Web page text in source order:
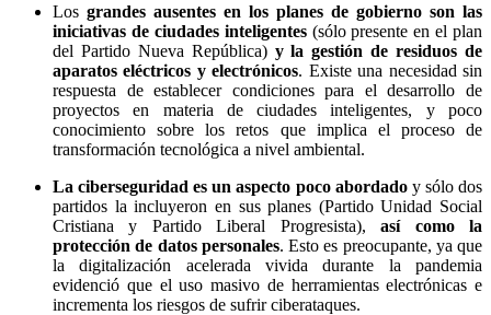
Los grandes ausentes en los planes de gobierno son las
iniciativas de ciudades inteligentes(sólo presente en el plan
del Partido Nueva República) y la gestión de residuos de
aparatos eléctricos y electrónicos. Existe una necesidad sin
respuesta de establecer condiciones para el desarrollo de
proyectos en materia de ciudades inteligentes, y poco
conocimiento sobre los retos que implica el proceso de
transformación tecnológica a nivel ambiental.
La ciberseguridad es un aspecto poco abordadoy sólo dos
partidos la incluyeron en sus planes (Partido Unidad Social
Cristiana y Partido Liberal Progresista),así como la
protección de datos personales. Esto es preocupante, ya que
la digitalización acelerada vivida durante la pandemia
evidenció que el uso masivo de herramientas electrónicas e
incrementa los riesgos de sufrir ciberataques.